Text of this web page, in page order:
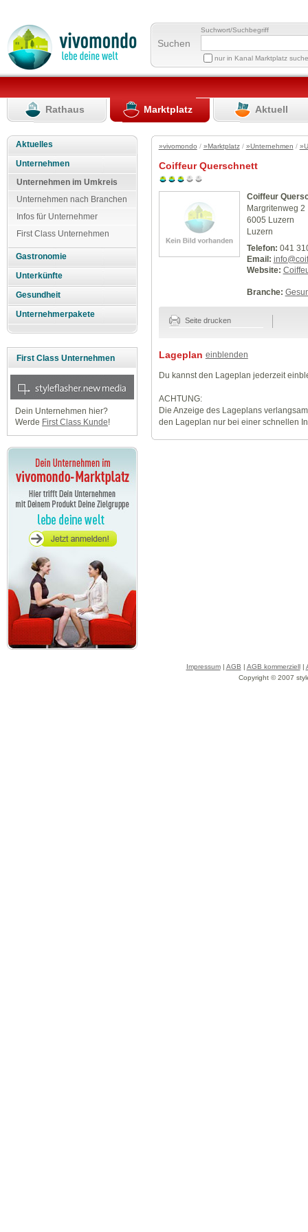
Suchen
Suchwort/Suchbegriff
nur in Kanal Marktplatz
Rathaus Marktplatz Aktuell
Aktuelles
Unternehmen
Unternehmen im Umkreis
Unternehmen nach Branchen
Infos für Unternehmer
First Class Unternehmen
Gastronomie
Unterkünfte
Gesundheit
Unternehmerpakete
First Class Unternehmen
Dein Unternehmen hier?
Werde First Class Kunde!
»vivomondo / »Marktplatz/ »Unternehmen /
Coiffeur Querschnett
Coiffeur
Margritenweg 2
6005 Luzern
Luzern
Telefon: 041
Email:
Website:
Branche:
Seite drucken
Lageplan einblenden
Du kannst den Lageplan jederzeit
ACHTUNG:
Die Anzeige des Lageplans
den Lageplan nur bei einer schnellen
Impressum| AGB | AGB kommerziell|
Copyright © 2007